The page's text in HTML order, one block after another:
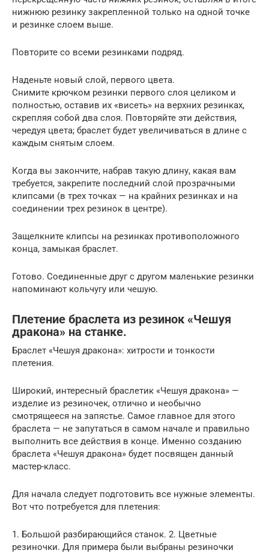
нижнюю резинку закрепленной только на одной точке
и резинке слоем выше.
Повторите со всеми резинками подряд.
Наденьте новый слой, первого цвета.
Снимите крючком резинки первого слоя целиком и
полностью, оставив их «висеть» на верхних резинках,
скрепляя собой два слоя. Повторяйте эти действия,
чередуя цвета; браслет будет увеличиваться в длине с
каждым снятым слоем.
Когда вы закончите, набрав такую длину, какая вам
требуется, закрепите последний слой прозрачными
клипсами (в трех точках — на крайних резинках и на
соединении трех резинок в центре).
Защелкните клипсы на резинках противоположного
конца, замыкая браслет.
Готово. Соединенные друг с другом маленькие резинки
напоминают кольчугу или чешую.
Плетение браслета из резинок «Чешуя
дракона» на станке.
Браслет «Чешуя дракона»: хитрости и тонкости
плетения.
Широкий, интересный браслетик «Чешуя дракона» —
изделие из резиночек, отлично и необычно
смотрящееся на запястье. Самое главное для этого
браслета — не запутаться в самом начале и правильно
выполнить все действия в конце. Именно созданию
браслета «Чешуя дракона» будет посвящен данный
мастер-класс.
Для начала следует подготовить все нужные элементы.
Вот что потребуется для плетения:
1. Большой разбирающийся станок. 2. Цветные
резиночки. Для примера были выбраны резиночки